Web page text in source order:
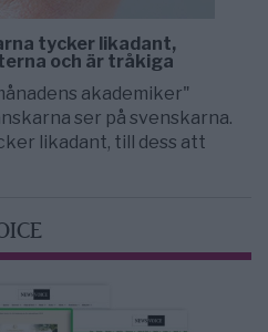
tycker likadant,
och är tråkiga
akademiker"
ser på svenskarna.
likadant, till dess att